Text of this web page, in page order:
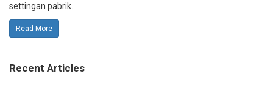
settingan pabrik.
Read More
Recent Articles